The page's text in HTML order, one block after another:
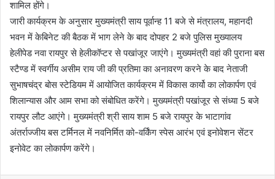
शामिल होंगे।
जारी कार्यक्रम के अनुसार मुख्यमंत्री साय पूर्वान्ह 11 बजे से मंत्रालय, महानदी
भवन में केबिनेट की बैठक में भाग लेने के बाद दोपहर 2 बजे पुलिस मुख्यालय
हेलीपेड नवा रायपुर से हेलीकॉप्टर से पखांजूर जाएंगे। मुख्यमंत्री वहां की पुराना बस
स्टैण्ड में स्वर्गीय असीम राय जी की प्रतिमा का अनावरण करने के बाद नेताजी
सुभाषचंद्र बोस स्टेडियम में आयोजित कार्यक्रम में विकास कार्यो का लोकार्पण एवं
शिलान्यास और आम सभा को संबोधित करेंगे। मुख्यमंत्री पखांजूर से संध्या 5 बजे
रायपुर लौट आएंगे। मुख्यमंत्री श्री साय शाम 5 बजे रायपुर के भाटागांव
अंतर्राज्जीय बस टर्मिनल में नवनिर्मित को-वर्किंग स्पेस आरंभ एवं इनोवेशन सेंटर
इनोवेट का लोकार्पण करेंगे।